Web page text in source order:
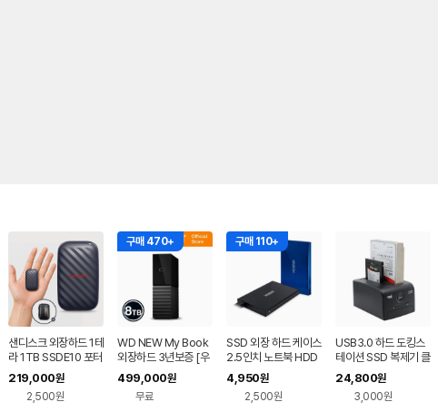
샌디스크 외장하드 1테
라 1TB SSDE10 포터
블 드라이브 대용량 C
타입 초소형 외장HDD
219,000원
2,500원
구매 470+
WD NEW My Book
외장하드 3년보증 [우
체국택배] 8TB, 블랙
499,000원
무료
구매 110+
SSD 외장 하드 케이스
2.5인치 노트북 HDD
USB 연결용 메탈
4,950원
2,500원
USB3.0 하드 도킹스
테이션 SSD 복제기 클
론 카피어
24,800원
3,000원